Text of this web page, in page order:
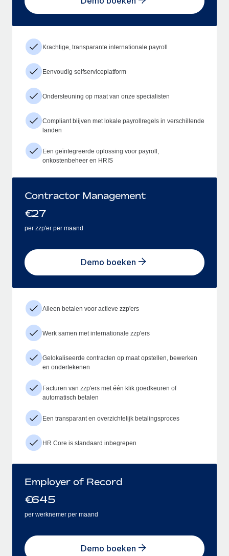
Krachtige, transparante internationale payroll
Eenvoudig selfserviceplatform
Ondersteuning op maat van onze specialisten
Compliant blijven met lokale payrollregels in verschillende
landen
Een geïntegreerde oplossing voor payroll,
onkostenbeheer en HRIS
Contractor Management
€27
per zzp'er per maand
Demo boeken
Alleen betalen voor actieve zzp'ers
Werk samen met internationale zzp'ers
Gelokaliseerde contracten op maat opstellen, bewerken
en ondertekenen
Facturen van zzp'ers met één klik goedkeuren of
automatisch betalen
Een transparant en overzichtelijk betalingsproces
HR Core is standaard inbegrepen
Employer of Record
€645
per werknemer per maand
Demo boeken